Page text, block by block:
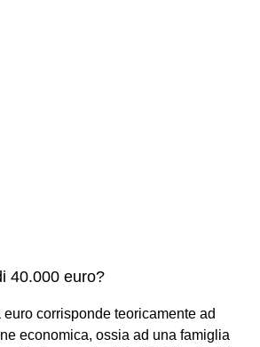
40.000 euro?
corrisponde teoricamente ad
economica, ossia ad una famiglia